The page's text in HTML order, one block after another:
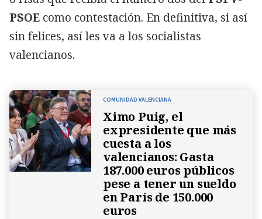
PSOE como contestación. En definitiva, si así
sin felices, así les va a los socialistas
valencianos.
COMUNIDAD VALENCIANA
Ximo Puig, el
expresidente que más
cuesta a los
valencianos: Gasta
187.000 euros públicos
pese a tener un sueldo
en París de 150.000
euros